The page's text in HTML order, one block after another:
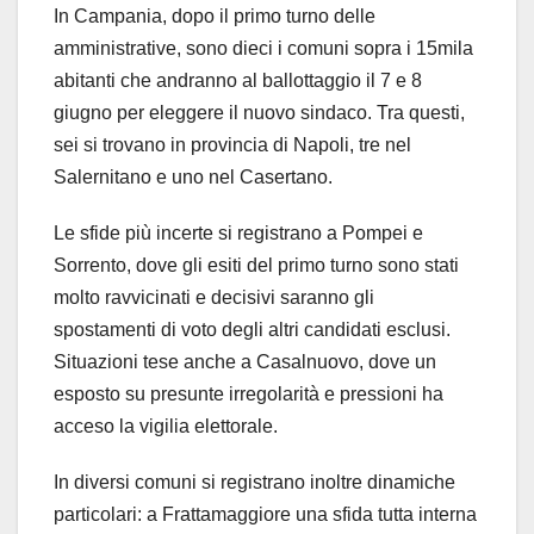
In Campania, dopo il primo turno delle
amministrative, sono dieci i comuni sopra i 15mila
abitanti che andranno al ballottaggio il 7 e 8
giugno per eleggere il nuovo sindaco. Tra questi,
sei si trovano in provincia di Napoli, tre nel
Salernitano e uno nel Casertano.
Le sfide più incerte si registrano a Pompei e
Sorrento, dove gli esiti del primo turno sono stati
molto ravvicinati e decisivi saranno gli
spostamenti di voto degli altri candidati esclusi.
Situazioni tese anche a Casalnuovo, dove un
esposto su presunte irregolarità e pressioni ha
acceso la vigilia elettorale.
In diversi comuni si registrano inoltre dinamiche
particolari: a Frattamaggiore una sfida tutta interna